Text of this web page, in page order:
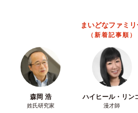
まいどなファミリ
（新着記事順）
森岡 浩
姓氏研究家
ハイヒール・リン
漫才師